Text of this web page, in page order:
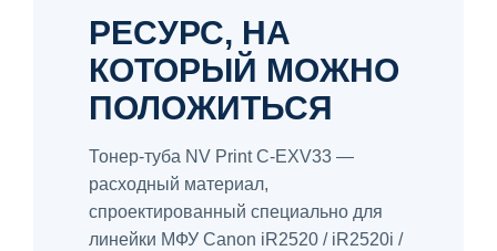
РЕСУРС, НА
КОТОРЫЙ МОЖНО
ПОЛОЖИТЬСЯ
Тонер-туба NV Print C-EXV33 —
расходный материал,
спроектированный специально для
линейки МФУ Canon iR2520 / iR2520i /